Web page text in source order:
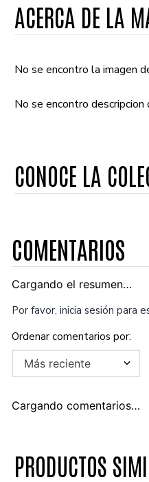
ACERCA DE LA
No se encontro la imagen
No se encontro descripcion
CONOCE LA
COMENTARIOS
Cargando el resumen…
Por favor, inicia sesión para
Más reciente
Cargando comentarios…
PRODUCTOS